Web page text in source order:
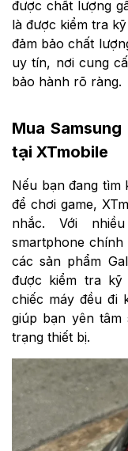
được chất lượng
là được kiểm tra
đảm bảo chất
uy tín, nơi cung
bảo hành rõ ràng.
Mua
tại XTmobile
Nếu bạn đang tìm
để chơi game,
nhắc. Với
smartphone chính
các sản phẩm
được kiểm tra
chiếc máy đều đi
giúp bạn yên
trạng thiết bị.